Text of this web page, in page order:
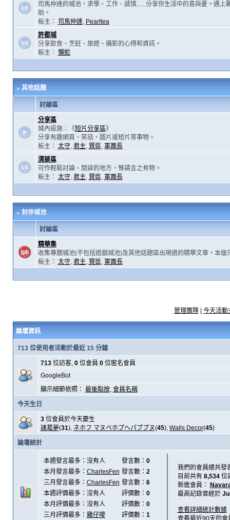
司馬仲達的城池，求學、工作、感情......分享你生活中的喜與憂。遇上
助。
板主：
司馬仲達, Pearltea
許都城
分享飲食、烹飪、旅遊、攝影的心得和資訊。
板主： 懶蛇
其他話題
討論區
分享區
城內設施：《短片分享區》
分享有趣網頁、笑話、圖片或短片等事物。
板主： 太守, 君主, 賢臣, 軍團長
清談區
可作輕鬆討論、閒談的地方，惟請言之有物。
板主： 太守, 君主, 賢臣, 軍團長
封存城池
討論區
精華集
收集專題城池(不包括遊戲城池)及其他話題區出現過的精華文章，本版
板主： 太守, 君主, 賢臣, 軍團長
管理團隊| 今天活動
論壇資訊
713 位使用者活動於最近 15 分鐘
713位訪客, 0位會員 0位匿名會員
GoogleBot
顯示細節依照： 最後點按, 會員名稱
今天生日
3位會員於今天慶生
諸葛夢(31), ネホフ マヌベホプヘパブプヌ(45), Walls Decor(45)
論壇統計
本週發言最多：沒有人 發言數： 0
本月發言最多： CharlesFen 發言數： 2
三月發言最多： CharlesFen 發言數： 6
本週評價最多：沒有人
評價數： 0
本月評價最多：沒有人
評價數： 0
三月評價最多： 雞仔嘜 評價數： 1
我們的會員總共發
目前共有 8,534位
新進會員：
最高記錄曾經於
查看詳細統計數據
查看最近90天的會